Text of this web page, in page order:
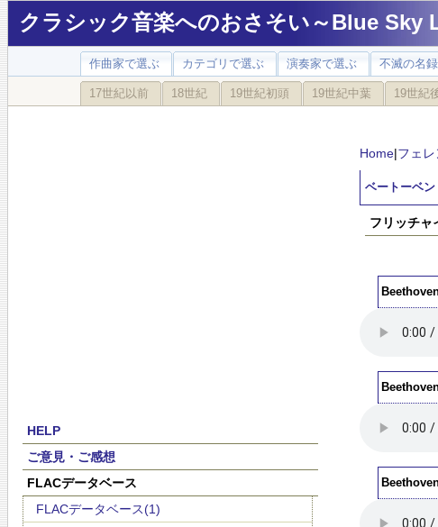
クラシック音楽へのおさそい～Blue Sky
作曲家で選ぶ カテゴリで選ぶ 演奏家で選ぶ 不滅の名
17世紀以前 18世紀 19世紀初頭 19世紀中葉 19世紀
HELP
ご意見・ご感想
FLACデータベース
FLACデータベース(1)
Home|フェ
ベートーベ
フリッチ